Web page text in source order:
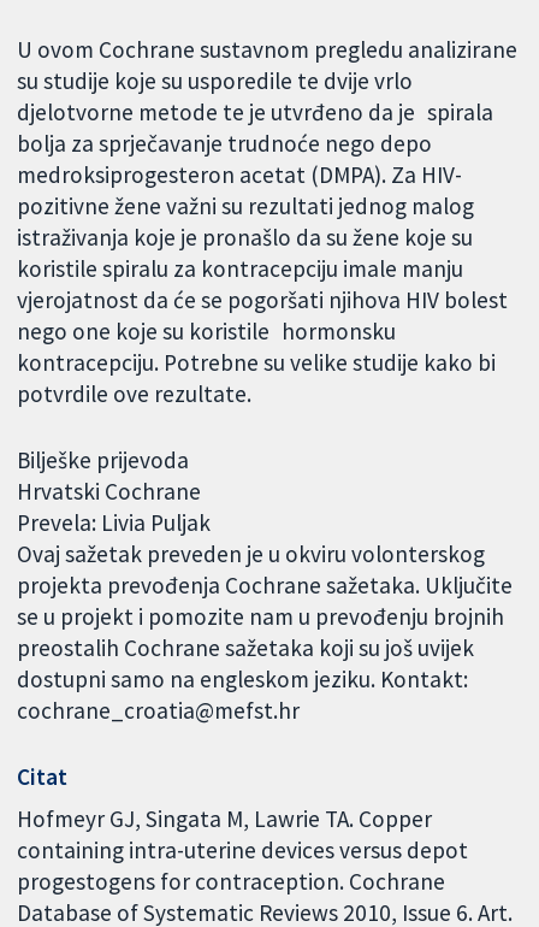
U ovom Cochrane sustavnom pregledu analizirane
su studije koje su usporedile te dvije vrlo
djelotvorne metode te je utvrđeno da je spirala
bolja za sprječavanje trudnoće nego depo
medroksiprogesteron acetat (DMPA). Za HIV-
pozitivne žene važni su rezultati jednog malog
istraživanja koje je pronašlo da su žene koje su
koristile spiralu za kontracepciju imale manju
vjerojatnost da će se pogoršati njihova HIV bolest
nego one koje su koristile hormonsku
kontracepciju. Potrebne su velike studije kako bi
potvrdile ove rezultate.
Bilješke prijevoda
Hrvatski Cochrane
Prevela: Livia Puljak
Ovaj sažetak preveden je u okviru volonterskog
projekta prevođenja Cochrane sažetaka. Uključite
se u projekt i pomozite nam u prevođenju brojnih
preostalih Cochrane sažetaka koji su još uvijek
dostupni samo na engleskom jeziku. Kontakt:
cochrane_croatia@mefst.hr
Citat
Hofmeyr GJ, Singata M, Lawrie TA. Copper
containing intra-uterine devices versus depot
progestogens for contraception. Cochrane
Database of Systematic Reviews 2010, Issue 6. Art.